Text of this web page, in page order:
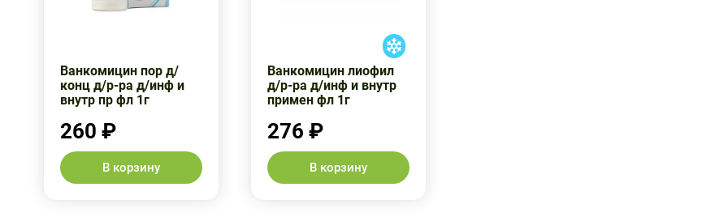
Ванкомицин пор д/
конц д/р-ра д/инф и
внутр пр фл 1г
260 ₽
В корзину
Ванкомицин лиофил
д/р-ра д/инф и внутр
примен фл 1г
276 ₽
В корзину